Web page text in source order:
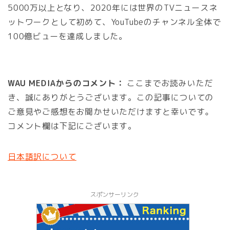
5000万以上となり、2020年には世界のTVニュースネ
ットワークとして初めて、YouTubeのチャンネル全体で
100億ビューを達成しました。
WAU MEDIAからのコメント： ここまでお読みいただ
き、誠にありがとうございます。この記事についての
ご意見やご感想をお聞かせいただけますと幸いです。
コメント欄は下記にございます。
日本語訳について
スポンサーリンク